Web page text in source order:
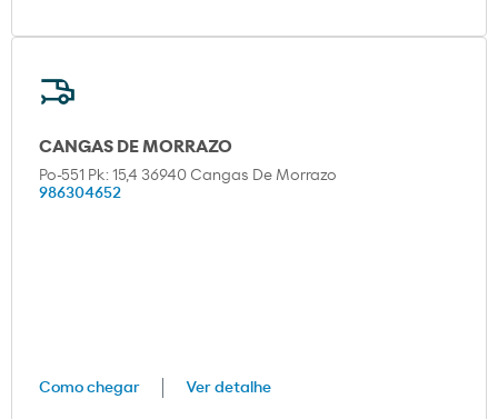
CANGAS DE MORRAZO
Po-551 Pk: 15,4 36940 Cangas De Morrazo
986304652
Como chegar Ver detalhe